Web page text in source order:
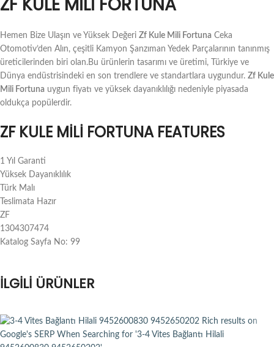
Hemen Bize Ulaşın ve Yüksek Değeri Zf Kule Mili Fortuna Ceka
Otomotiv’den Alın, çeşitli Kamyon Şanzıman Yedek Parçalarının tanınmış
üreticilerinden biri olan.Bu ürünlerin tasarımı ve üretimi, Türkiye ve
Dünya endüstrisindeki en son trendlere ve standartlara uygundur. Zf Kule
Mili Fortuna uygun fiyatı ve yüksek dayanıklılığı nedeniyle piyasada
oldukça popülerdir.
ZF KULE MILI FORTUNA FEATURES
1 Yıl Garanti
Yüksek Dayanıklılık
Türk Malı
Teslimata Hazır
ZF
1304307474
Katalog Sayfa No: 99
İLGILI ÜRÜNLER